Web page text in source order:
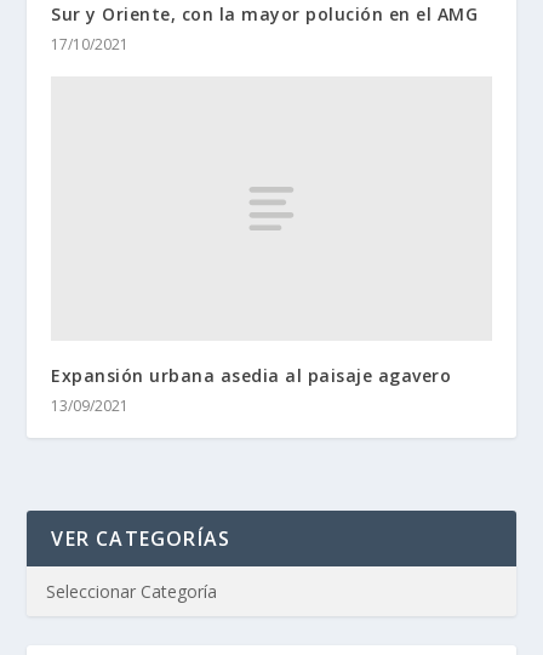
Sur y Oriente, con la mayor polución en el AMG
17/10/2021
Expansión urbana asedia al paisaje agavero
13/09/2021
VER CATEGORÍAS